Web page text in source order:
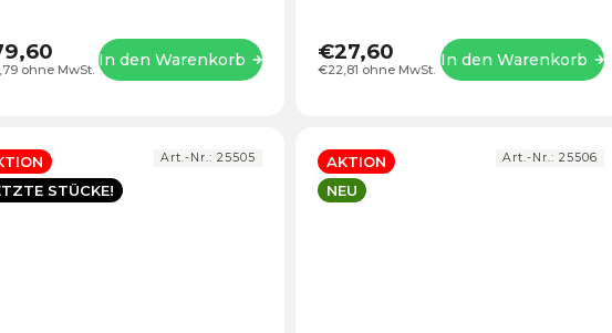
ohne MwSt. In den Warenkorb €22,81 ohne MwSt.
€27,60 In den Warenkorb
STÜCKE!
Art.-Nr.: 25505
AKTION
NEU
Art.-Nr.:25506